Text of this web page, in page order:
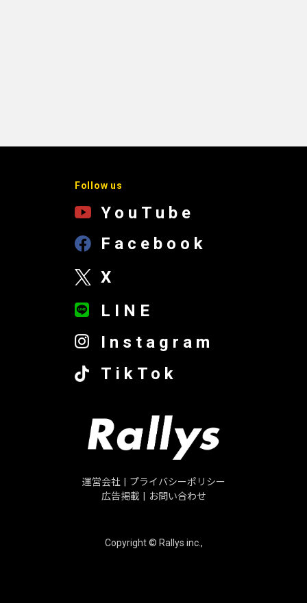
Follow us
YouTube
Facebook
X
LINE
Instagram
TikTok
運営会社
プライバシーポリシー
広告掲載
お問い合わせ
Copyright © Rallys inc.,